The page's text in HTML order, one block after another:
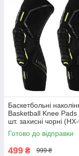
Баскетбольні
Basketball Knee Pads
шт. захисні чорні
Готово до відправки
499 ₴ 999 ₴